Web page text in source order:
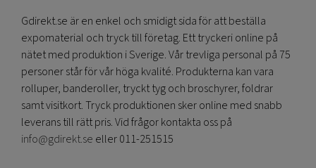
Gdirekt.se är en enkel och smidigt sida för att beställa
expomaterial och tryck till företag. Ett tryckeri online på
nätet med produktion i Sverige. Vår trevliga personal på 75
personer står för vår höga kvalité. Produkterna kan vara
rolluper, banderoller, tryckt tyg och broschyrer, foldrar
samt visitkort. Tryck produktionen sker online med snabb
leverans till rätt pris. Vid frågor kontakta oss på
info@gdirekt.se eller 011-251515